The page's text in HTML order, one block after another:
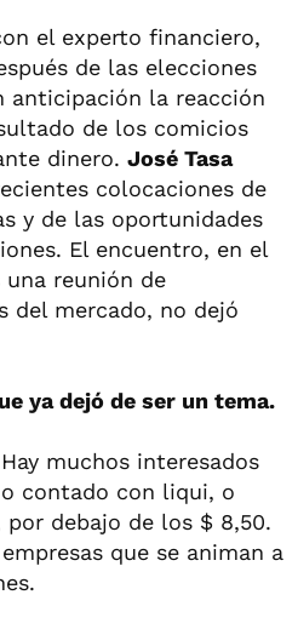
el experto financiero,
de las elecciones
anticipación la reacción
de los comicios
dinero. José Tasa
colocaciones de
y de las oportunidades
El encuentro, en el
una reunión de
del mercado, no dejó
ya dejó de ser un tema.
muchos interesados
contado con liqui, o
debajo de los $ 8,50.
que se animan a